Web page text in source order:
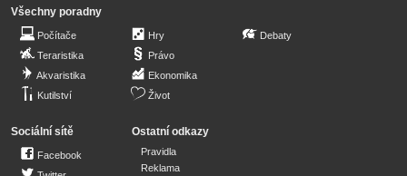
Všechny poradny
Počítače
Teraristika
Akvaristika
Kutilství
Hry
Právo
Ekonomika
Život
Debaty
Sociální sítě
Facebook
Ostatní odkazy
Pravidla
Reklama